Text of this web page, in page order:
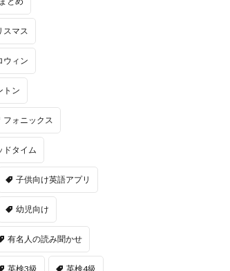
スマス
ウィン
トン
フォニックス
ドタイム
子供向け英語アプリ
幼児向け
有名人の読み聞かせ
英検3級 英検4級